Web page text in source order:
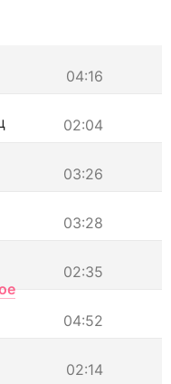
04:16
02:04
03:26
03:28
02:35
04:52
02:14